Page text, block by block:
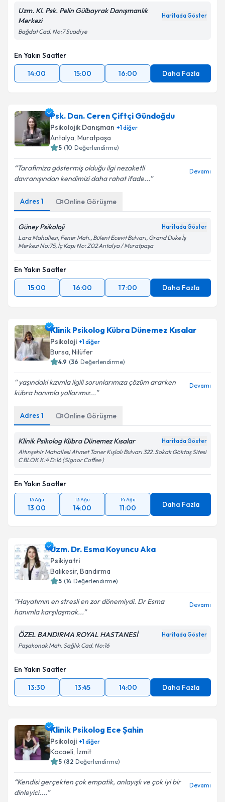
Uzm. Kl. Psk. Pelin Gülbayrak Danışmanlık
Merkezi
Bağdat Cad. No:7 Suadiye
En Yakın Saatler
14:00
15:00 16:00 Daha Fazla
Psk. Dan. Ceren Çiftçi Gündoğdu
Psikolojik Danışman diğer
Antalya,Muratpaşa
( Değerlendirme)
Tarafimiza göstermiş olduğu ilgi nezaketli
davranışından kendimizi daha rahat ifade...
Adres 1 Online Görüşme
Güney Psikoloji
Lara Mahallesi, Fener Mah., Bülent Ecevit Bulvarı, Grand Duke İş
Merkezi No:75, İç Kapı No: Z02 Antalya / Muratpaşa
En Yakın Saatler
15:00
16:00 17:00 Daha Fazla
Klinik Psikolog Kübra Dünemez Kısalar
Psikoloji diğer
Bursa,Nilüfer
( Değerlendirme)
yaşındaki kızımla ilgili sorunlarımıza çözüm ararken
kübra hanımla yollarımız...
Adres 1 Online Görüşme
Klinik Psikolog Kübra Dünemez Kısalar
Altınşehir Mahallesi Ahmet Taner Kışlalı Bulvarı 322. Sokak Göktaş Sitesi
C BLOK K:4 D:16 (Signor Coffee )
En Yakın Saatler
13 Ağu
13:00
13 Ağu
14:00
14 Ağu
11:00 Daha Fazla
Uzm. Dr. Esma Koyuncu Aka
Psikiyatri
Balıkesir, Bandırma
( Değerlendirme)
Hayatımın en stresli en zor dönemiydi. Dr Esma
hanımla karşılaşmak...
ÖZEL BANDIRMA ROYAL HASTANESİ
Paşakonak Mah. Sağlık Cad. No:16
En Yakın Saatler
13:30
13:45 14:00 Daha Fazla
Klinik Psikolog Ece Şahin
Psikoloji diğer
Kocaeli,İzmit
( Değerlendirme)
Kendisi gerçekten çok empatik, anlayışlı ve çok iyi bir
dinleyici....